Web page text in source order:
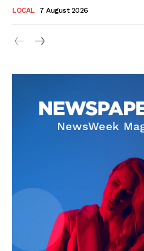
LOCAL 7 August 2026